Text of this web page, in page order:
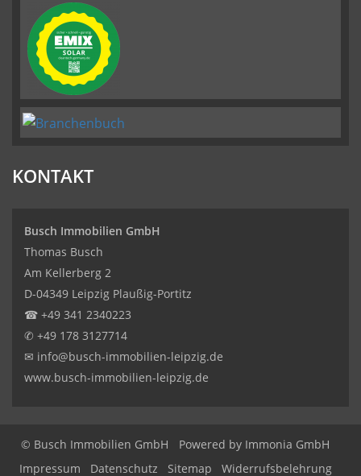
KONTAKT
Busch Immobilien GmbH
Thomas Busch
Am Kellerberg 2
D-04349 Leipzig Plaußig-Portitz
☎ +49 341 2340223
✆ +49 178 3127714
✉ info@busch-immobilien-leipzig.de
www.busch-immobilien-leipzig.de
© Busch Immobilien GmbH
Powered by Immonia GmbH
Impressum
Datenschutz Sitemap Widerrufsbelehrung